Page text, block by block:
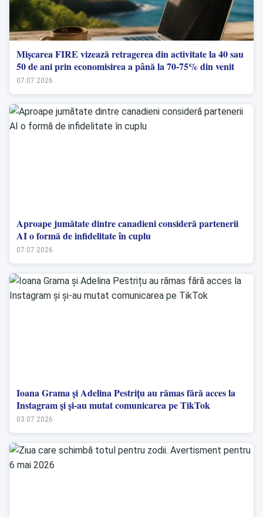
Mișcarea FIRE vizează retragerea din activitate la 40 sau
50 de ani prin economisirea a până la 70-75% din venit
07.07.2026
Aproape jumătate dintre canadieni consideră partenerii
AI o formă de infidelitate în cuplu
07.07.2026
Ioana Grama și Adelina Pestrițu au rămas fără acces la
Instagram și și-au mutat comunicarea pe TikTok
03.07.2026